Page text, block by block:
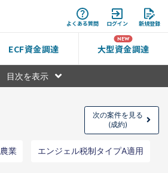
よくある質問 ログイン 新規登録
ECF資金調達 大型資金調達
目次を表示
次の案件を見る
(成約)
農業 エンジェル税制タイプA適用